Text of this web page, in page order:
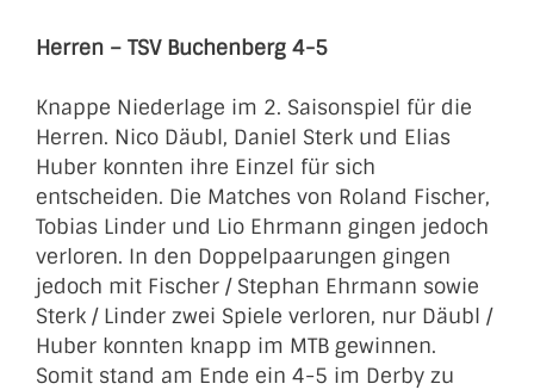
Herren – TSV Buchenberg 4-5
Knappe Niederlage im 2. Saisonspiel für die
Herren. Nico Däubl, Daniel Sterk und Elias
Huber konnten ihre Einzel für sich
entscheiden. Die Matches von Roland Fischer,
Tobias Linder und Lio Ehrmann gingen jedoch
verloren. In den Doppelpaarungen gingen
jedoch mit Fischer / Stephan Ehrmann sowie
Sterk / Linder zwei Spiele verloren, nur Däubl /
Huber konnten knapp im MTB gewinnen.
Somit stand am Ende ein 4-5 im Derby zu